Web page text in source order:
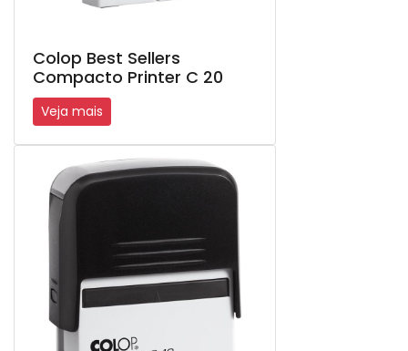
Colop Best Sellers
Compacto Printer C 20
Veja mais